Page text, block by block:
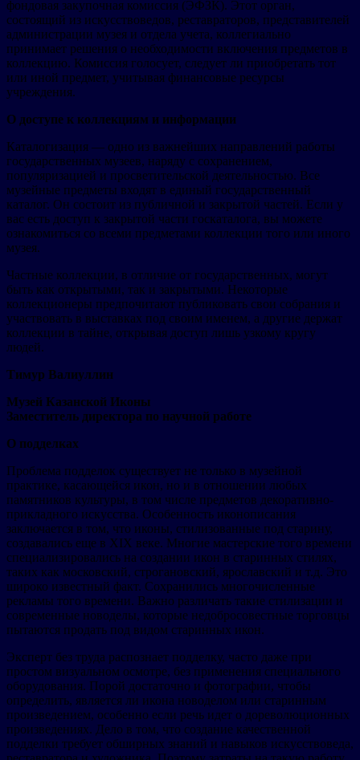
фондовая закупочная комиссия (ЭФЗК). Этот орган,
состоящий из искусствоведов, реставраторов, представителей
администрации музея и отдела учета, коллегиально
принимает решения о необходимости включения предметов в
коллекцию. Комиссия голосует, следует ли приобретать тот
или иной предмет, учитывая финансовые ресурсы
учреждения.
О доступе к коллекциям и информации
Каталогизация — одно из важнейших направлений работы
государственных музеев, наряду с сохранением,
популяризацией и просветительской деятельностью. Все
музейные предметы входят в единый государственный
каталог. Он состоит из публичной и закрытой частей. Если у
вас есть доступ к закрытой части госкаталога, вы можете
ознакомиться со всеми предметами коллекции того или иного
музея.
Частные коллекции, в отличие от государственных, могут
быть как открытыми, так и закрытыми. Некоторые
коллекционеры предпочитают публиковать свои собрания и
участвовать в выставках под своим именем, а другие держат
коллекции в тайне, открывая доступ лишь узкому кругу
людей.
Тимур Валиуллин
Музей Казанской Иконы
Заместитель директора по научной работе
О подделках
Проблема подделок существует не только в музейной
практике, касающейся икон, но и в отношении любых
памятников культуры, в том числе предметов декоративно-
прикладного искусства. Особенность иконописания
заключается в том, что иконы, стилизованные под старину,
создавались еще в XIX веке. Многие мастерские того времени
специализировались на создании икон в старинных стилях,
таких как московский, строгановский, ярославский и т.д. Это
широко известный факт. Сохранились многочисленные
рекламы того времени. Важно различать такие стилизации и
современные новоделы, которые недобросовестные торговцы
пытаются продать под видом старинных икон.
Эксперт без труда распознает подделку, часто даже при
простом визуальном осмотре, без применения специального
оборудования. Порой достаточно и фотографии, чтобы
определить, является ли икона новоделом или старинным
произведением, особенно если речь идет о дореволюционных
произведениях. Дело в том, что создание качественной
подделки требует обширных знаний и навыков искусствоведа,